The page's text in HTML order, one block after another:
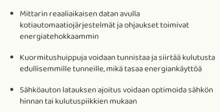
Mittarin reaaliaikaisen datan avulla
kotiautomaatiojärjestelmät ja ohjaukset toimivat
energiatehokkaammin
Kuormitushuippuja voidaan tunnistaa ja siirtää kulutusta
edullisemmille tunneille, mikä tasaa energiankäyttöä
Sähköauton latauksen ajoitus voidaan optimoida sähkön
hinnan tai kulutuspiikkien mukaan